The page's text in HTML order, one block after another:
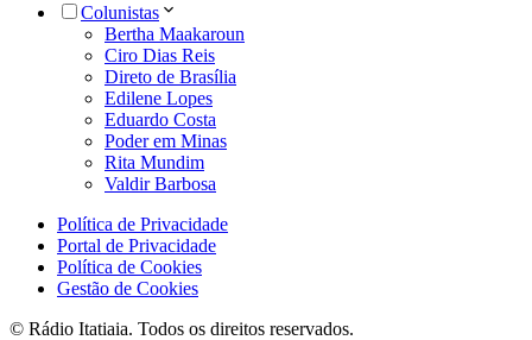
Colunistas
Bertha Maakaroun
Ciro Dias Reis
Direto de Brasília
Edilene Lopes
Eduardo Costa
Poder em Minas
Rita Mundim
Valdir Barbosa
Política de Privacidade
Portal de Privacidade
Política de Cookies
Gestão de Cookies
© Rádio Itatiaia. Todos os direitos reservados.